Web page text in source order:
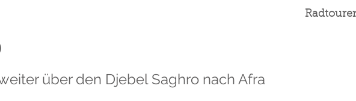
über den Djebel Saghro nach Afra